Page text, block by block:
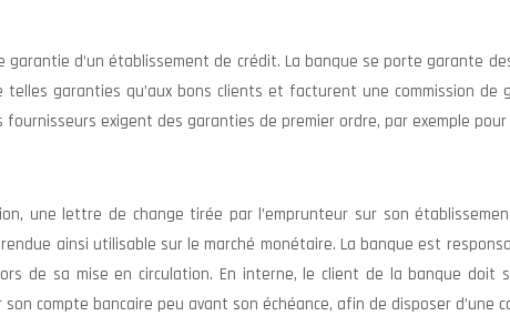
garantie d’un établissement de crédit. La banque se porte garante
telles garanties qu’aux bons clients et facturent une commission de
exigent des garanties de premier ordre, par exemple
une lettre de change tirée par l’emprunteur sur son
ainsi utilisable sur le marché monétaire. La banque est
de sa mise en circulation. En interne, le client de la banque doit
compte bancaire peu avant son échéance, afin de disposer d’une